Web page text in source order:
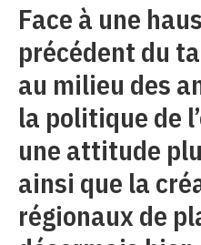
Face à une
précédent du
au milieu des
la politique de
une attitude
ainsi que la
régionaux de